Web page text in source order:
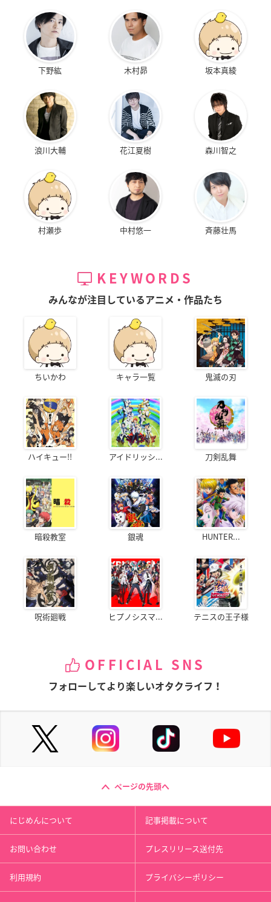
下野紘 木村昴 坂本真綾
浪川大輔 花江夏樹 森川智之
村瀬歩 中村悠一 斉藤壮馬
KEYWORDS
みんなが注目しているアニメ・作品たち
ちいかわ キャラ一覧 鬼滅の刃
ハイキュー!! アイドリッシ... 刀剣乱舞
暗殺教室 銀魂 HUNTER...
呪術廻戦 ヒプノシスマ... テニスの王子様
OFFICIAL SNS
フォローしてより楽しいオタクライフ！
ページの先頭へ
にじめんについて 記事掲載について
お問い合わせ プレスリリース送付先
利用規約 プライバシーポリシー